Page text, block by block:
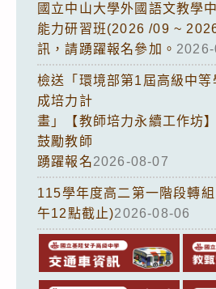
國立中山大學外國語文教學
能力研習班(2026 /09 ~
訊，請踴躍報名參加。
檢送「環境部第1屆高級中
成培力計
畫」【教師培力永續工作坊
鼓勵教師
踴躍報名2026-08-07
115學年度高二第一階段轉
午12點截止)2026-08-06